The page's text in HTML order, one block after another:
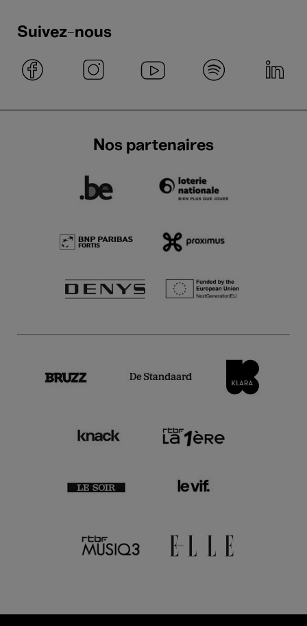
Suivez-nous
Nos partenaires